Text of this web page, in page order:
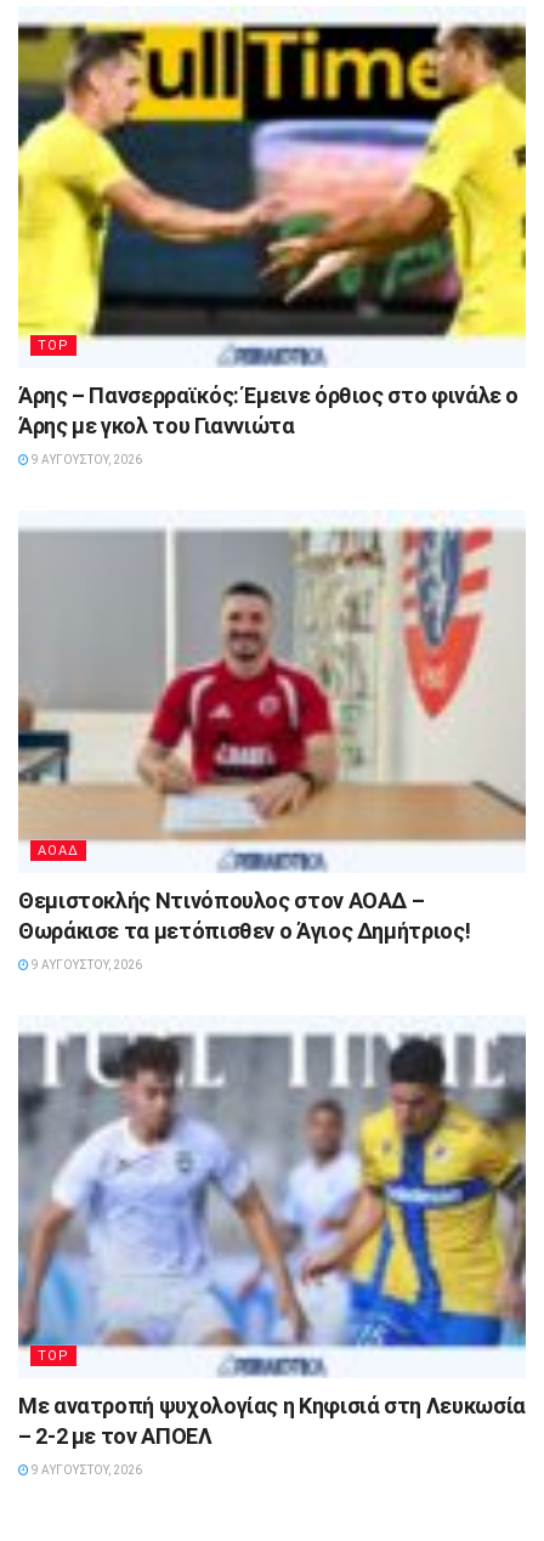
TOP
Άρης – Πανσερραϊκός: Έμεινε όρθιος στο φινάλε ο
Άρης με γκολ του Γιαννιώτα
9 ΑΥΓΟΎΣΤΟΥ, 2026
ΑΟΑΔ
Θεμιστοκλής Ντινόπουλος στον ΑΟΑΔ –
Θωράκισε τα μετόπισθεν ο Άγιος Δημήτριος!
9 ΑΥΓΟΎΣΤΟΥ, 2026
TOP
Με ανατροπή ψυχολογίας η Κηφισιά στη Λευκωσία
– 2-2 με τον ΑΠΟΕΛ
9 ΑΥΓΟΎΣΤΟΥ, 2026